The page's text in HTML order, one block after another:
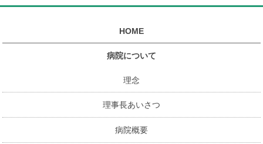
HOME
病院について
理念
理事長あいさつ
病院概要